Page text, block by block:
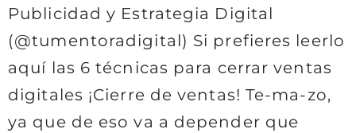
Publicidad y Estrategia Digital
(@tumentoradigital) Si prefieres leerlo
aquí las 6 técnicas para cerrar ventas
digitales ¡Cierre de ventas! Te-ma-zo,
ya que de eso va a depender que